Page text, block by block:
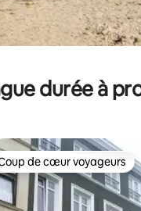
durée à
de cœur voyageurs
de cœur voyageurs